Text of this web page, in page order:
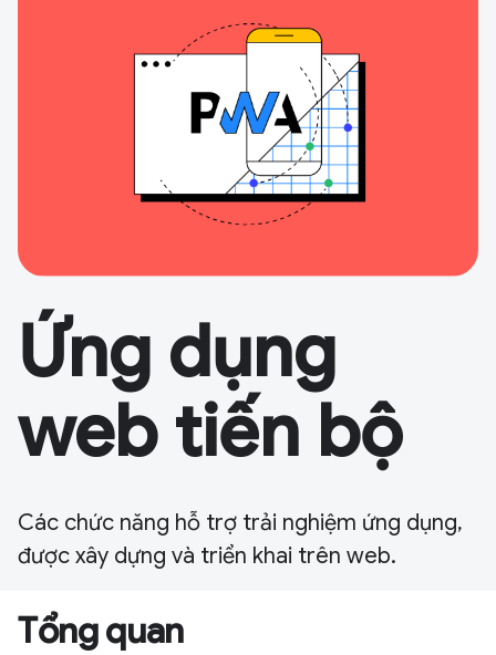
Ứng dụng
web tiến bộ
Các chức năng hỗ trợ trải nghiệm ứng dụng,
được xây dựng và triển khai trên web.
Tổng quan